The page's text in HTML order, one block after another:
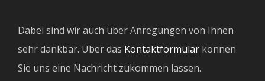
Dabei sind wir auch über Anregungen von Ihnen
sehr dankbar. Über das Kontaktformular können
Sie uns eine Nachricht zukommen lassen.